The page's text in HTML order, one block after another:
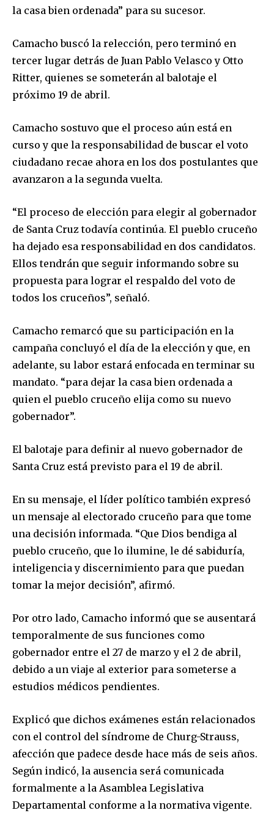
Join our community of
SUBSCRIBERS and be part of the
conversation.
To subscribe, simply enter your email address on our website
or click the subscribe button below. Don't worry, we respect
SUBSCRIBE
la casa bien ordenada” para su sucesor.
Camacho buscó la relección, pero terminó en
tercer lugar detrás de Juan Pablo Velasco y Otto
Ritter, quienes se someterán al balotaje el
próximo 19 de abril.
Camacho sostuvo que el proceso aún está en
curso y que la responsabilidad de buscar el voto
ciudadano recae ahora en los dos postulantes que
avanzaron a la segunda vuelta.
“El proceso de elección para elegir al gobernador
de Santa Cruz todavía continúa. El pueblo cruceño
ha dejado esa responsabilidad en dos candidatos.
Ellos tendrán que seguir informando sobre su
propuesta para lograr el respaldo del voto de
todos los cruceños”, señaló.
Camacho remarcó que su participación en la
campaña concluyó el día de la elección y que, en
adelante, su labor estará enfocada en terminar su
mandato. “para dejar la casa bien ordenada a
quien el pueblo cruceño elija como su nuevo
gobernador”.
El balotaje para definir al nuevo gobernador de
Santa Cruz está previsto para el 19 de abril.
En su mensaje, el líder político también expresó
un mensaje al electorado cruceño para que tome
una decisión informada. “Que Dios bendiga al
pueblo cruceño, que lo ilumine, le dé sabiduría,
inteligencia y discernimiento para que puedan
tomar la mejor decisión”, afirmó.
Por otro lado, Camacho informó que se ausentará
temporalmente de sus funciones como
gobernador entre el 27 de marzo y el 2 de abril,
debido a un viaje al exterior para someterse a
estudios médicos pendientes.
Explicó que dichos exámenes están relacionados
con el control del síndrome de Churg-Strauss,
afección que padece desde hace más de seis años.
Según indicó, la ausencia será comunicada
formalmente a la Asamblea Legislativa
Departamental conforme a la normativa vigente.